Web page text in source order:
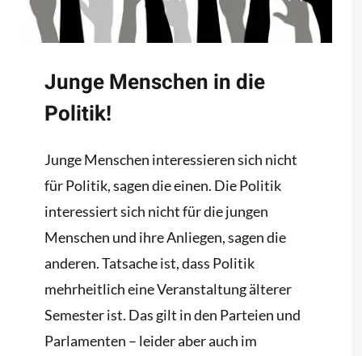
Junge Menschen in die
Politik!
Junge Menschen interessieren sich nicht
für Politik, sagen die einen. Die Politik
interessiert sich nicht für die jungen
Menschen und ihre Anliegen, sagen die
anderen. Tatsache ist, dass Politik
mehrheitlich eine Veranstaltung älterer
Semester ist. Das gilt in den Parteien und
Parlamenten – leider aber auch im